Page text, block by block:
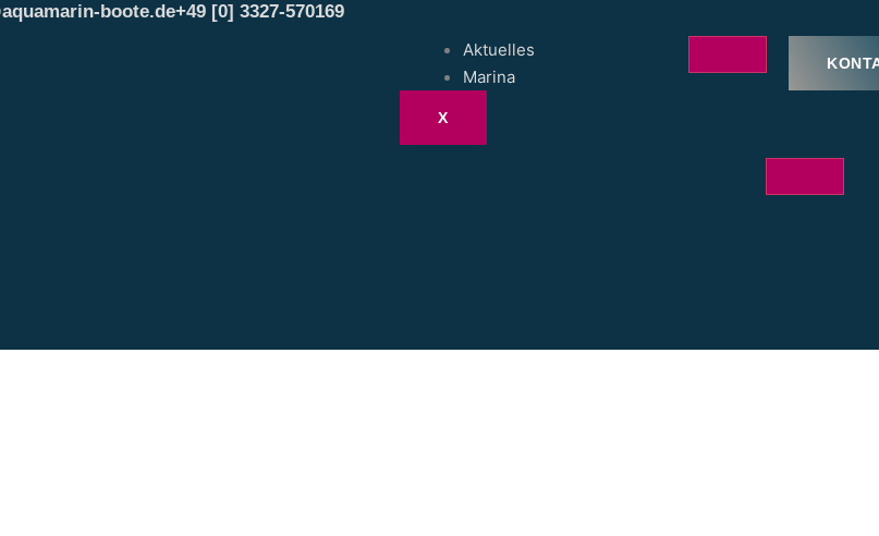
boote.de+49 [0] 3327-570169
Aktuelles
Marina
X